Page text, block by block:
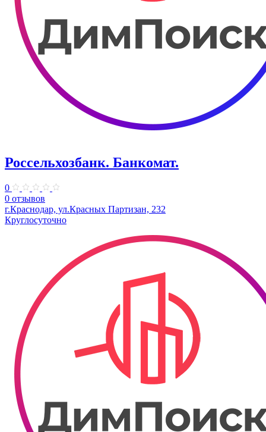
Россельхозбанк. Банкомат.
0
0 отзывов
г.Краснодар, ул.Красных Партизан, 232
Круглосуточно